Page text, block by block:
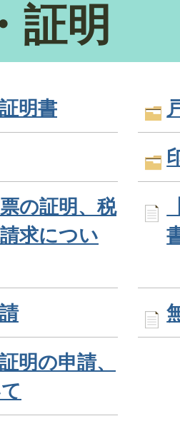
証明
明書
の証明、税
求につい
明の申請、